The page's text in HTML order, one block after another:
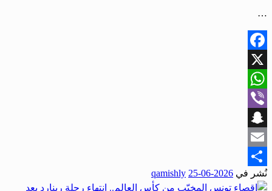
…
Facebook
X
WhatsApp
Viber
Snapchat
Email
Share
نُشر في 2026-06-25
qamishly